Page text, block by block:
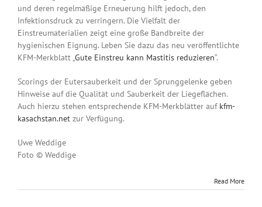
und deren regelmäßige Erneuerung hilft jedoch, den
Infektionsdruck zu verringern. Die Vielfalt der
Einstreumaterialien zeigt eine große Bandbreite der
hygienischen Eignung. Leben Sie dazu das neu veröffentlichte
KFM-Merkblatt „Gute Einstreu kann Mastitis reduzieren“.
Scorings der Eutersauberkeit und der Sprunggelenke geben
Hinweise auf die Qualität und Sauberkeit der Liegeflächen.
Auch hierzu stehen entsprechende KFM-Merkblätter auf kfm-
kasachstan.net zur Verfügung.
Uwe Weddige
Foto © Weddige
Read More